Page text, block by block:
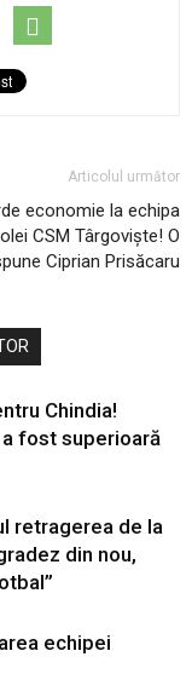
Articolul următor
economie la echipa
CSM Târgoviște! O
Ciprian Prisăcaru
Chindia!
fost superioară
retragerea de la
din nou,
echipei